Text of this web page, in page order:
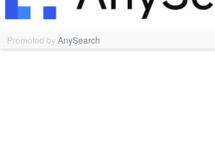
Promoted byAnySearch